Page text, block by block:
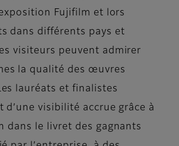
Fujifilm et lors
dans différents pays et
visiteurs peuvent admirer
la qualité des œuvres
lauréats et finalistes
d’une visibilité accrue grâce à
dans le livret des gagnants